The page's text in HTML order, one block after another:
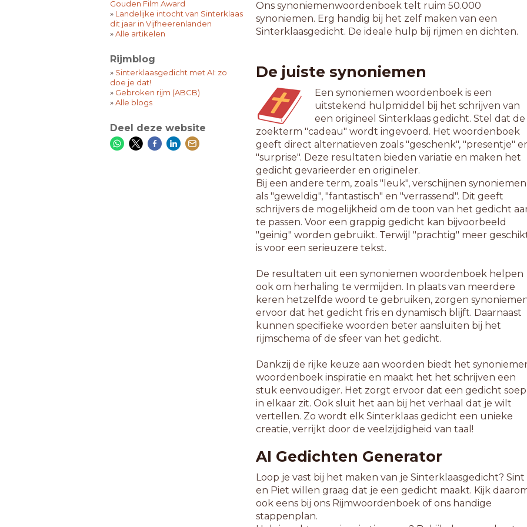
Gouden Film Award
» Landelijke intocht van Sinterklaas
dit jaar in Vijfheerenlanden
»Alle artikelen
Rijmblog
» Sinterklaasgedicht met AI: zo
doe je dat!
» Gebroken rijm (ABCB)
»Alle blogs
Deel deze website
Ons synoniemenwoordenboek telt ruim 50.000
synoniemen. Erg handig bij het zelf maken van een
Sinterklaasgedicht. De ideale hulp bij rijmen en dichten.
De juiste synoniemen
Een synoniemen woordenboek is een
uitstekend hulpmiddel bij het schrijven van
een origineel Sinterklaas gedicht. Stel dat de
zoekterm "cadeau" wordt ingevoerd. Het woordenboek
geeft direct alternatieven zoals "geschenk", "presentje"
"surprise". Deze resultaten bieden variatie en maken het
gedicht gevarieerder en origineler.
Bij een andere term, zoals "leuk", verschijnen synoniemen
als "geweldig", "fantastisch" en "verrassend". Dit geeft
schrijvers de mogelijkheid om de toon van het gedicht
te passen. Voor een grappig gedicht kan bijvoorbeeld
"geinig" worden gebruikt. Terwijl "prachtig" meer
is voor een serieuzere tekst.
De resultaten uit een synoniemen woordenboek helpen
ook om herhaling te vermijden. In plaats van meerdere
keren hetzelfde woord te gebruiken, zorgen
ervoor dat het gedicht fris en dynamisch blijft. Daarnaast
kunnen specifieke woorden beter aansluiten bij het
rijmschema of de sfeer van het gedicht.
Dankzij de rijke keuze aan woorden biedt het
woordenboek inspiratie en maakt het het schrijven een
stuk eenvoudiger. Het zorgt ervoor dat een gedicht
in elkaar zit. Ook sluit het aan bij het verhaal dat je wilt
vertellen. Zo wordt elk Sinterklaas gedicht een unieke
creatie, verrijkt door de veelzijdigheid van taal!
AI Gedichten Generator
Loop je vast bij het maken van je Sinterklaasgedicht? Sint
en Piet willen graag dat je een gedicht maakt. Kijk
ook eens bij ons Rijmwoordenboek of ons handige
stappenplan.